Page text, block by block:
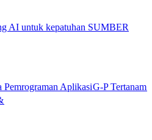
AI untuk kepatuhan SUMBER
Pemrograman Aplikasi​​G-P Tertanam​​